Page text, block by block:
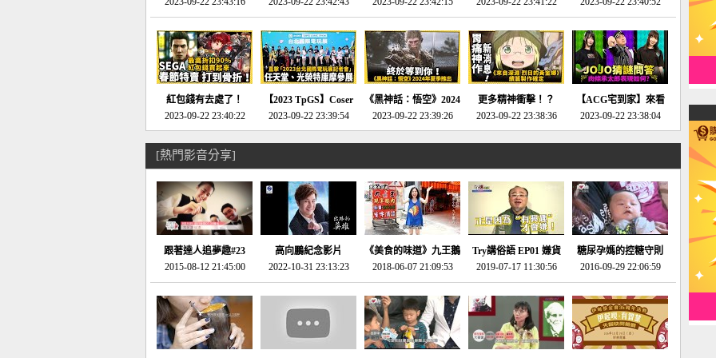
天平》介紹！-電玩宅
速配20230126
回「石村號」的恐懼體
驗-電玩宅速配
20230125
版」!!!今年就能玩到!!-
電玩宅速配20230124
動作角色扮演遊戲！-
電玩宅速配20230123
第一名早就決定了，封
面圖直接雷你!-電玩宅
速配20230120
紅包錢有去處了！
SEGA春節特賣 超過85
款遊戲打到骨折-電玩
宅速配20230119
2023-09-22 23:40:22
【2023 TpGS】Coser
和Show Girl搶先看！
直擊展前記者會-電玩
2023-09-22 23:39:54
《黑神話：悟空》2024
年夏季推出！確定不會
延期齁？-電玩宅速配
2023-09-22 23:39:26
更多精神衝擊！？
《來自深淵 烈日的黃
金鄉》續篇動畫確定
2023-09-22 23:38:36
【ACG宅到家】來看
就抽周邊！《JOJO的
奇妙冒險》問答大挑戰
年特展 feat 蕎羽 、櫻
花
2023-09-22 23:38:04
[熱門影音分享]
跟著達人追夢趣#23
promo-我想開間咖啡
館(謝佳凌)
2015-08-12 21:45:00
高向鵬紀念影片
2022-10-31 23:13:23
《美食的味道》九王鵝
肉
2018-06-07 21:09:53
Try講俗語 EP01 嫌貨
才是買貨人
2019-07-17 11:30:56
糖尿孕媽的控糖守則
2016-09-29 22:06:59